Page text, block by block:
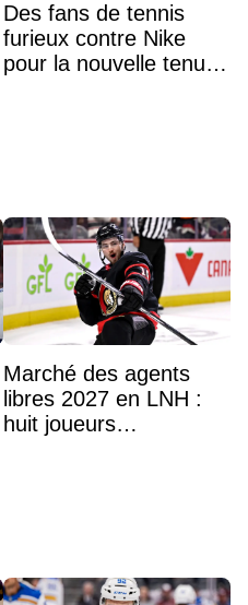
Des fans de tennis
furieux contre Nike
pour la nouvelle tenue
Marché des agents
libres 2027 en LNH :
huit joueurs